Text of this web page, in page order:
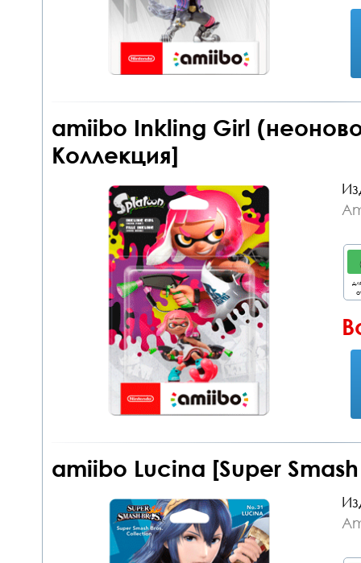
amiibo Inkling Girl
Коллекция]
amiibo Lucina [Super